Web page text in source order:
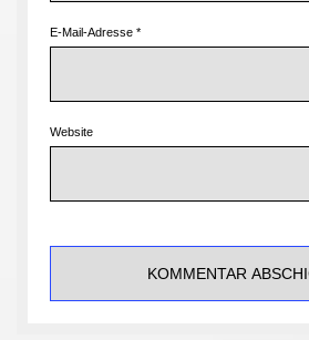
E-Mail-Adresse *
Website